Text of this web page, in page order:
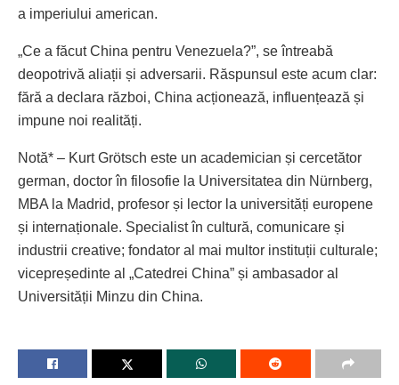
a imperiului american.
„Ce a făcut China pentru Venezuela?”, se întreabă
deopotrivă aliații și adversarii. Răspunsul este acum clar:
fără a declara război, China acționează, influențează și
impune noi realități.
Notă* – Kurt Grötsch este un academician și cercetător
german, doctor în filosofie la Universitatea din Nürnberg,
MBA la Madrid, profesor și lector la universități europene
și internaționale. Specialist în cultură, comunicare și
industrii creative; fondator al mai multor instituții culturale;
vicepreședinte al „Catedrei China” și ambasador al
Universității Minzu din China.